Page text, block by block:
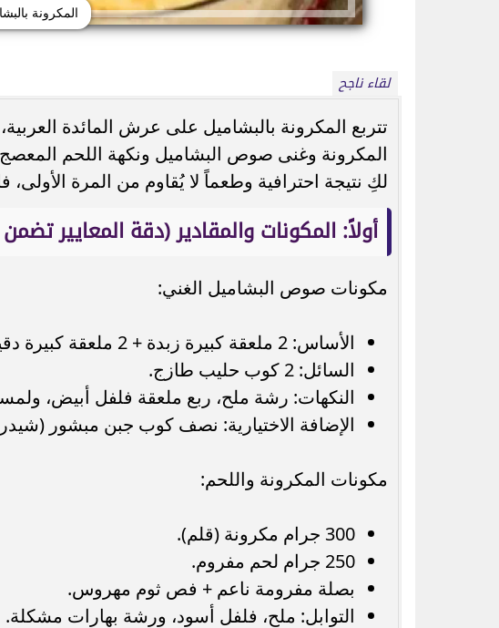
المكرونة
لقاء ناجح
تتربع المكرونة بالبشاميل على عرش المائدة
المكرونة وغنى صوص البشاميل ونكهة اللحم
لكِ نتيجة احترافية وطعماً لا يُقاوم من المرة
أولاً: المكونات والمقادير (دقة المعايير
مكونات صوص البشاميل الغني:
الأساس: 2 ملعقة كبيرة زبدة + 2 ملعقة كبيرة دقيق.
السائل: 2 كوب حليب طازج.
النكهات: رشة ملح، ربع ملعقة فلفل أبيض،
الإضافة الاختيارية: نصف كوب جبن مبشور
مكونات المكرونة واللحم:
300 جرام مكرونة (قلم).
250 جرام لحم مفروم.
بصلة مفرومة ناعم + فص ثوم مهروس.
التوابل: ملح، فلفل أسود، ورشة بهارات مشكلة.
بيزيرا يرد على أزمة رحيله عن الزمالك
ويكشف تفاصيل العرض والاتفاق مع...
ذكرى وفاة سناء مظهر.. حكاية
تألقت في 13 فيلمًا ثم...